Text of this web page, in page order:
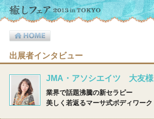
出展者インタビュー
JMA・アソシエイツ 大友様
業界で話題沸騰の新セラピー
美しく若返るマーサ式ボディワーク